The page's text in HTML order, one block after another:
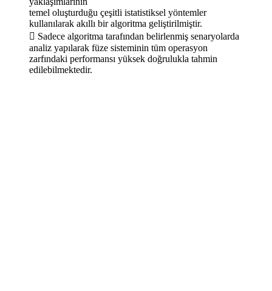
temel oluşturduğu çeşitli istatistiksel yöntemler
kullanılarak akıllı bir algoritma geliştirilmiştir.
 Sadece algoritma tarafından belirlenmiş senaryolarda
analiz yapılarak füze sisteminin tüm operasyon
zarfındaki performansı yüksek doğrulukla tahmin
edilebilmektedir.